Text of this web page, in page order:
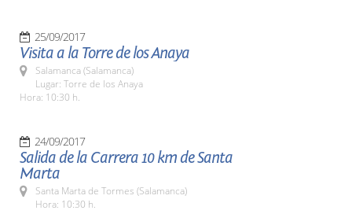
25/09/2017
Visita a la Torre de los Anaya
Salamanca (Salamanca)
Lugar: Torre de los Anaya
Hora: 10:30 h.
24/09/2017
Salida de la Carrera 10 km de Santa
Marta
Santa Marta de Tormes (Salamanca)
Hora: 10:30 h.